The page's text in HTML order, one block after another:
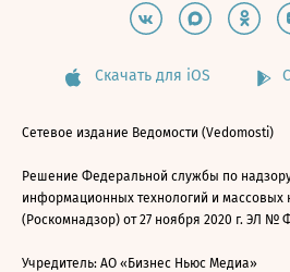
Скачать для iOS
Сетевое издание Ведомости (Vedomosti)
Решение Федеральной службы по
информационных технологий и массовых
(Роскомнадзор) от 27 ноября 2020 г. ЭЛ №
Учредитель: АО «Бизнес Ньюс Медиа»